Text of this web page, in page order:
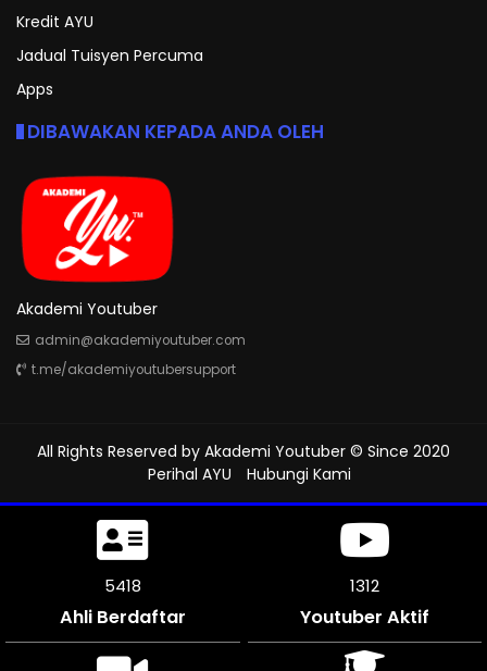
Kredit AYU
Jadual Tuisyen Percuma
Apps
DIBAWAKAN KEPADA ANDA OLEH
Akademi Youtuber
admin@akademiyoutuber.com
t.me/akademiyoutubersupport
All Rights Reserved by Akademi Youtuber © Since 2020
Perihal AYU
Hubungi Kami
5751
Ahli Berdaftar
1312
Youtuber Aktif